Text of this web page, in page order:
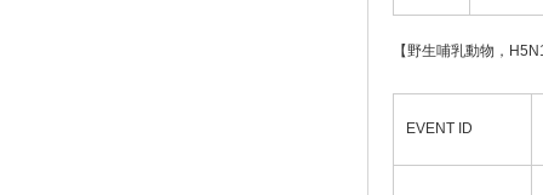
【野生哺乳動物，
EVENT ID